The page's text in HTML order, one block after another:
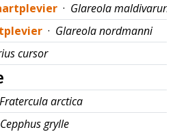
· Glareola maldivarum
· Glareola nordmanni
cursor
Fratercula arctica
Cepphus grylle